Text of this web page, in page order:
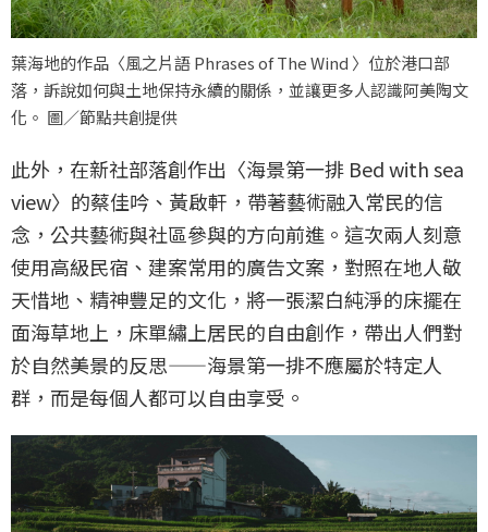
葉海地的作品〈風之片語 Phrases of The Wind 〉位於港口部
落，訴說如何與土地保持永續的關係，並讓更多人認識阿美陶文
化。 圖／節點共創提供
此外，在新社部落創作出〈海景第一排 Bed with sea
view〉的蔡佳吟、黃啟軒，帶著藝術融入常民的信
念，公共藝術與社區參與的方向前進。這次兩人刻意
使用高級民宿、建案常用的廣告文案，對照在地人敬
天惜地、精神豐足的文化，將一張潔白純淨的床擺在
面海草地上，床單繡上居民的自由創作，帶出人們對
於自然美景的反思——海景第一排不應屬於特定人
群，而是每個人都可以自由享受。